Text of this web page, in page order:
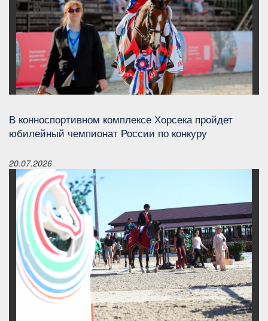
В конноспортивном комплексе Хорсека пройдет
юбилейный чемпионат России по конкуру
20.07.2026